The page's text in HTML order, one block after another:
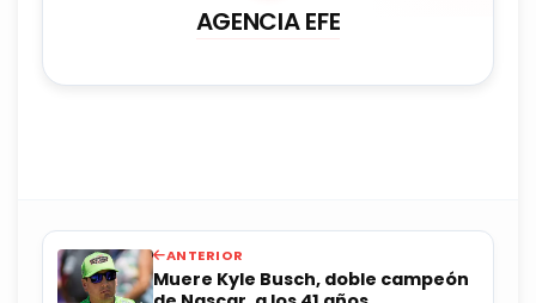
AGENCIA EFE
ANTERIOR
Muere Kyle Busch, doble campeón